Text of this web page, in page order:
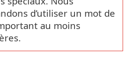
d’utiliser un mot de
au moins